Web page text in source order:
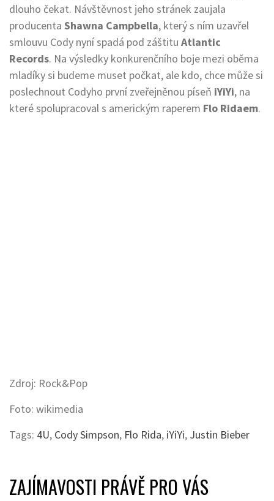
dlouho čekat. Návštěvnost jeho stránek zaujala
producenta Shawna Campbella, který s ním uzavřel
smlouvu Cody nyní spadá pod záštitu Atlantic
Records. Na výsledky konkurenčního boje mezi oběma
mladíky si budeme muset počkat, ale kdo, chce může si
poslechnout Codyho první zveřejněnou píseň iYiYi, na
které spolupracoval s americkým raperem Flo Ridaem.
Zdroj: Rock&Pop
Foto: wikimedia
Tags: 4U, Cody Simpson, Flo Rida, iYiYi, Justin Bieber
ZAJÍMAVOSTI PRÁVĚ PRO VÁS